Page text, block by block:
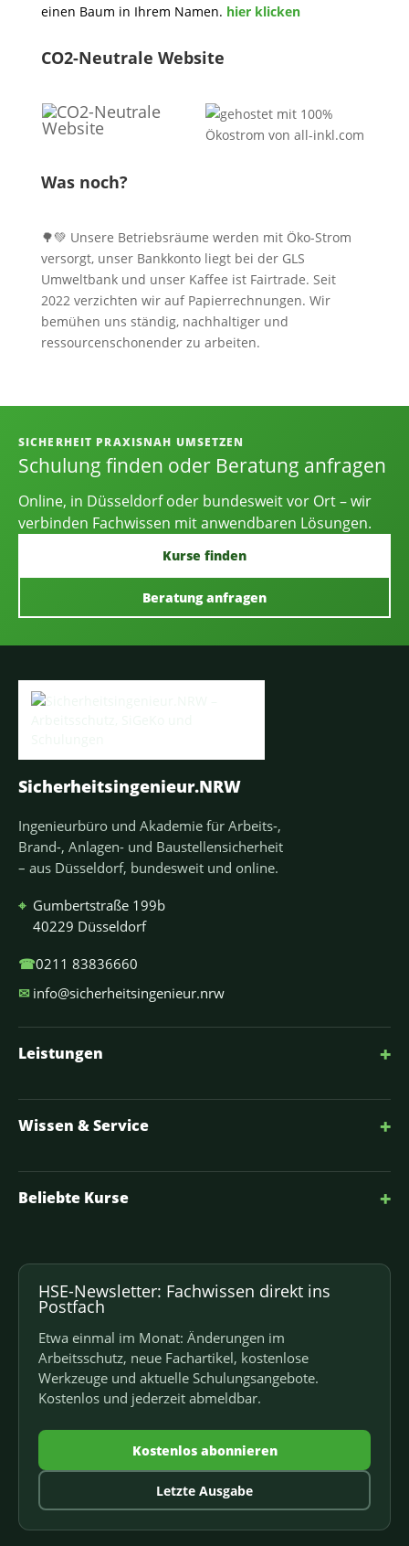
einen Baum in Ihrem Namen. hier klicken
CO2-Neutrale Website
Was noch?
🌳💚 Unsere Betriebsräume werden mit Öko-Strom
versorgt, unser Bankkonto liegt bei der GLS
Umweltbank und unser Kaffee ist Fairtrade. Seit
2022 verzichten wir auf Papierrechnungen. Wir
bemühen uns ständig, nachhaltiger und
ressourcenschonender zu arbeiten.
Informationen, Kontakt und
SICHERHEIT PRAXISNAH UMSETZEN
Schulung finden oder Beratung anfragen
Online, in Düsseldorf oder bundesweit vor Ort – wir
verbinden Fachwissen mit anwendbaren Lösungen.
Kurse finden
Beratung anfragen
Sicherheitsingenieur.NRW
Ingenieurbüro und Akademie für Arbeits-,
Brand-, Anlagen- und Baustellensicherheit
– aus Düsseldorf, bundesweit und online.
⌖ Gumbertstraße 199b
40229 Düsseldorf
☎0211 83836660
✉ info@sicherheitsingenieur.nrw
Leistungen +
Wissen & Service +
Beliebte Kurse +
HSE-Newsletter: Fachwissen direkt ins
Postfach
Etwa einmal im Monat: Änderungen im
Arbeitsschutz, neue Fachartikel, kostenlose
Werkzeuge und aktuelle Schulungsangebote.
Kostenlos und jederzeit abmeldbar.
Kostenlos abonnieren
Letzte Ausgabe